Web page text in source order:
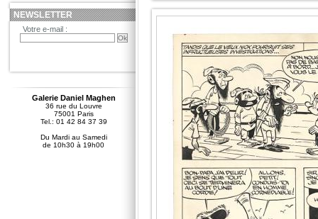
NEWSLETTER
Votre e-mail :
Galerie Daniel Maghen
36 rue du Louvre
75001 Paris
Tel.: 01 42 84 37 39
Du Mardi au Samedi
de 10h30 à 19h00